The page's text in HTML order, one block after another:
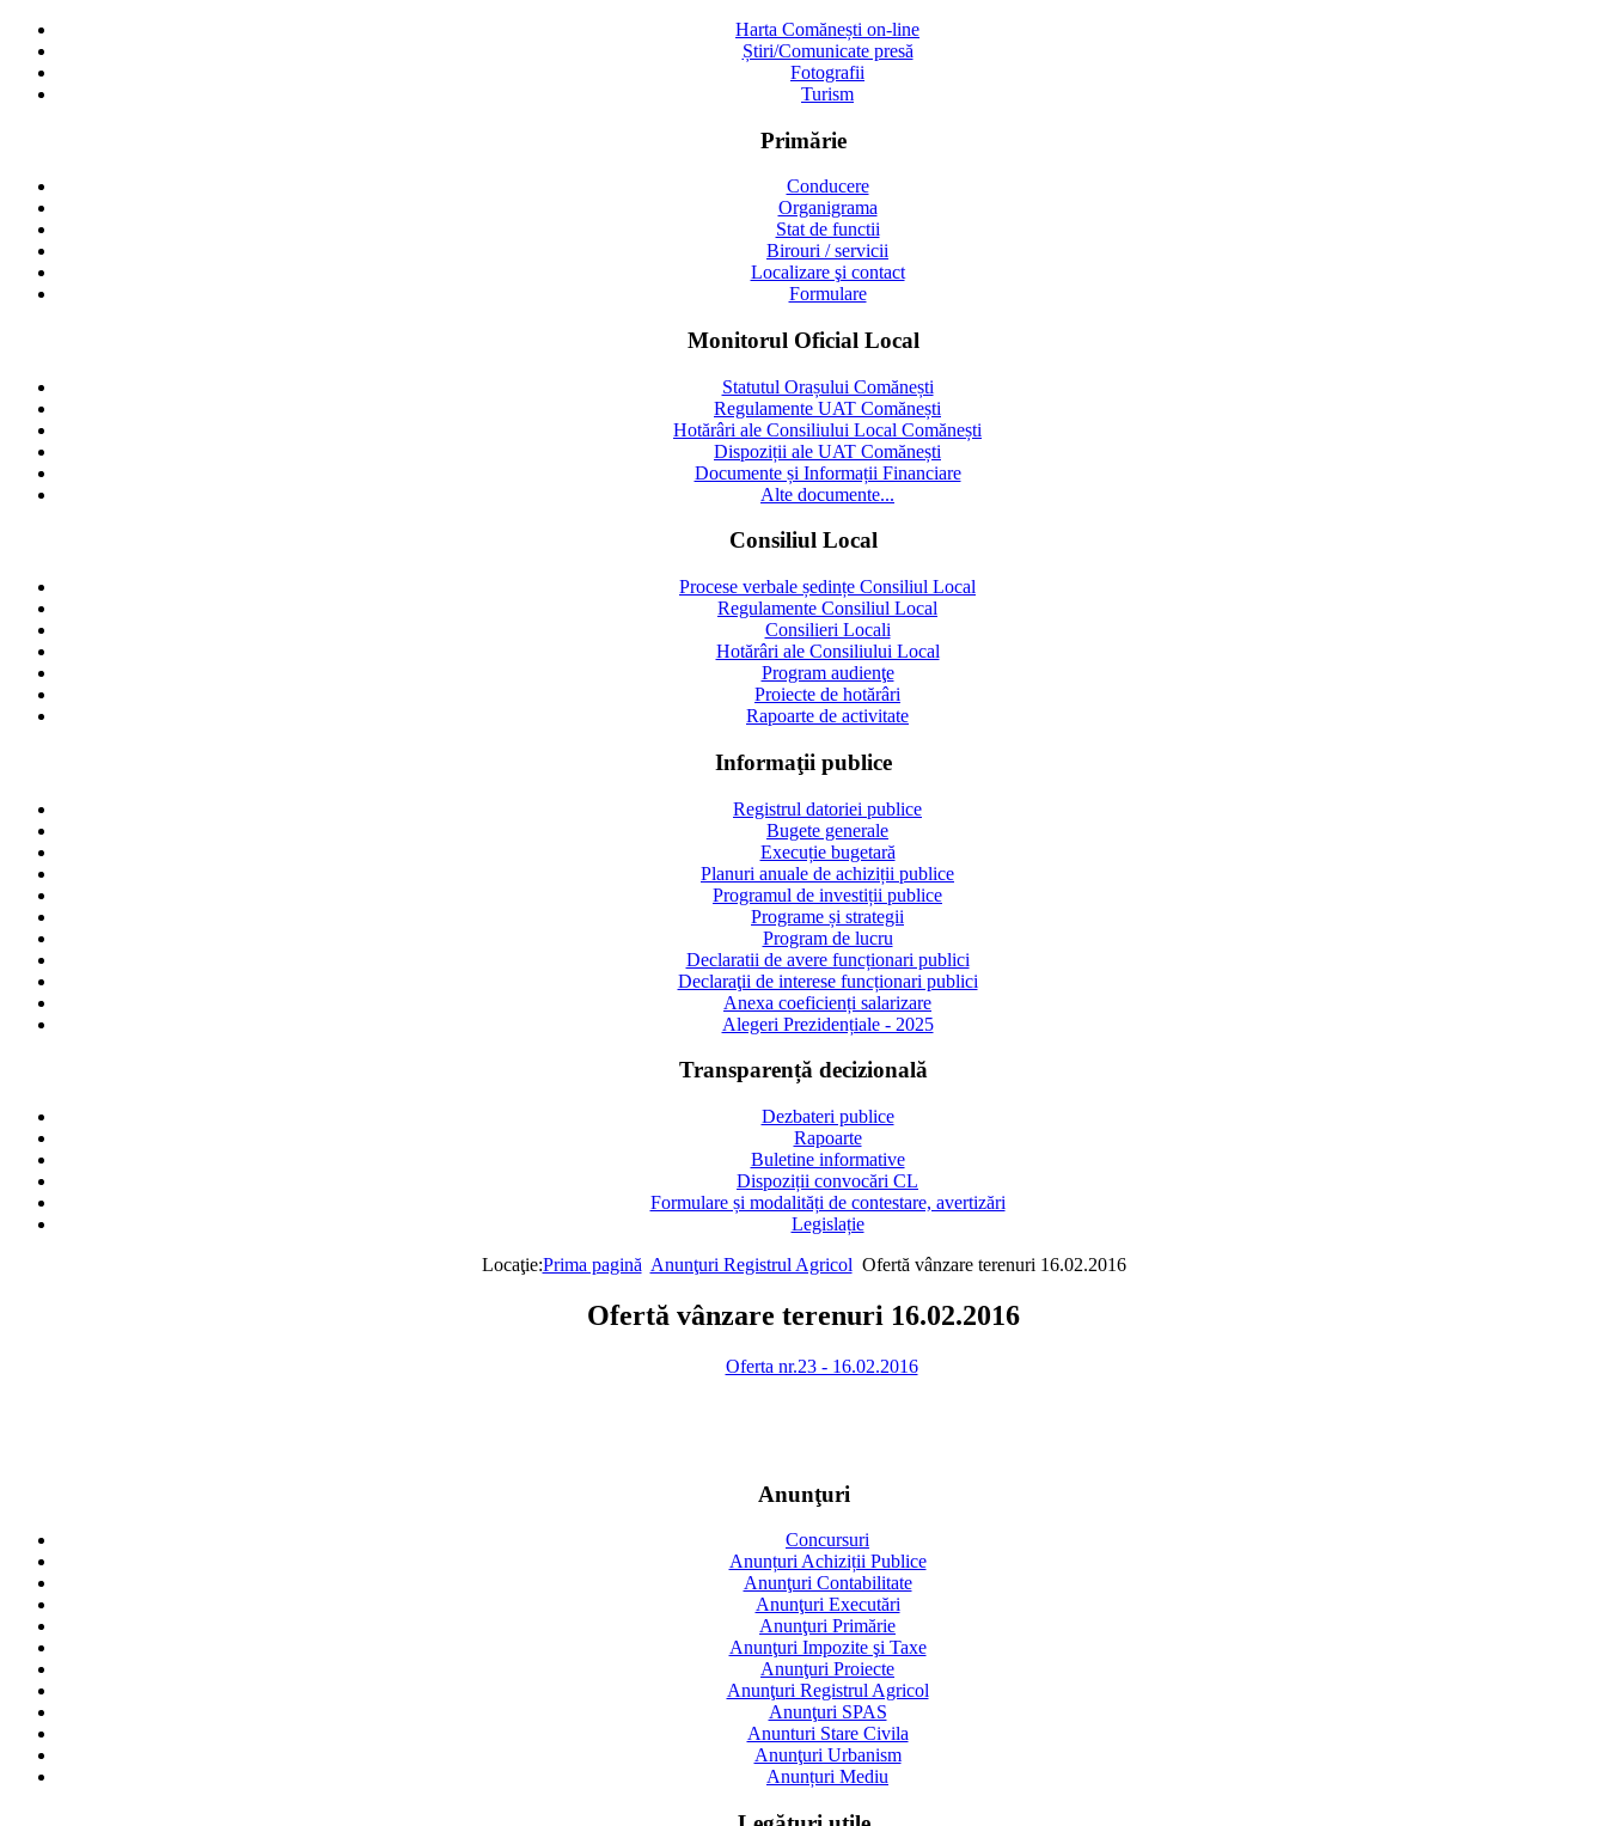
Harta Comănești on-line
Știri/Comunicate presă
Fotografii
Turism
Primărie
Conducere
Organigrama
Stat de functii
Birouri / servicii
Localizare şi contact
Formulare
Monitorul Oficial Local
Statutul Orașului Comănești
Regulamente UAT Comănești
Hotărâri ale Consiliului Local Comănești
Dispoziții ale UAT Comănești
Documente și Informații Financiare
Alte documente...
Consiliul Local
Procese verbale ședințe Consiliul Local
Regulamente Consiliul Local
Consilieri Locali
Hotărâri ale Consiliului Local
Program audienţe
Proiecte de hotărâri
Rapoarte de activitate
Informaţii publice
Registrul datoriei publice
Bugete generale
Execuție bugetară
Planuri anuale de achiziții publice
Programul de investiții publice
Programe și strategii
Program de lucru
Declaratii de avere funcționari publici
Declaraţii de interese funcționari publici
Anexa coeficienți salarizare
Alegeri Prezidențiale - 2025
Transparență decizională
Dezbateri publice
Rapoarte
Buletine informative
Dispoziții convocări CL
Formulare și modalități de contestare, avertizări
Legislație
Locaţie:Prima pagină Anunţuri Registrul Agricol Ofertă vânzare terenuri 16.02.2016
Ofertă vânzare terenuri 16.02.2016
Oferta nr.23 - 16.02.2016
Anunţuri
Concursuri
Anunțuri Achiziții Publice
Anunţuri Contabilitate
Anunţuri Executări
Anunţuri Primărie
Anunţuri Impozite şi Taxe
Anunţuri Proiecte
Anunţuri Registrul Agricol
Anunţuri SPAS
Anunturi Stare Civila
Anunţuri Urbanism
Anunțuri Mediu